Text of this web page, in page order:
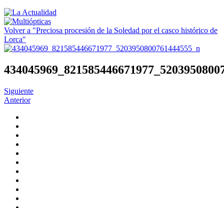
Volver a "Preciosa procesión de la Soledad por el casco histórico de
Lorca"
Siguiente
Anterior